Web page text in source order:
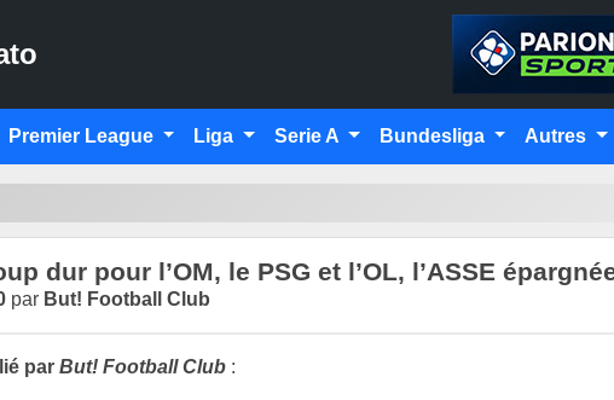
Premier League Liga Serie A Bundesliga Autres
dur pour l’OM, le PSG et l’OL, l’ASSE
par But! Football Club
par But! Football Club :